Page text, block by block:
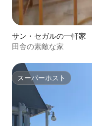
サン・セガルの一軒家
田舎の素敵な家
スーパーホスト
スーパーホスト